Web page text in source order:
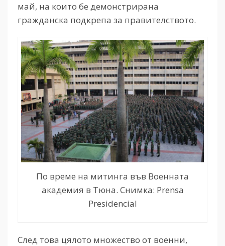
май, на които бе демонстрирана
гражданска подкрепа за правителството.
По време на митинга във Военната
академия в Тюна. Снимка: Prensa
Presidencial
След това цялото множество от военни,